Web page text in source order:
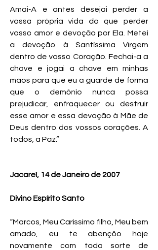
Amai-A e antes desejai perder a
vossa própria vida do que perder
vosso amor e devoção por Ela. Metei
a devoção à Santíssima Virgem
dentro de vosso Coração. Fechai-a a
chave e jogai a chave em minhas
mãos para que eu a guarde de forma
que o demônio nunca possa
prejudicar, enfraquecer ou destruir
esse amor e essa devoção à Mãe de
Deus dentro dos vossos corações. A
todos, a Paz.”
Jacareí, 14 de Janeiro de 2007
Divino Espírito Santo
“Marcos, Meu Caríssimo filho, Meu bem
amado, eu te abençôo hoje
novamente com toda sorte de